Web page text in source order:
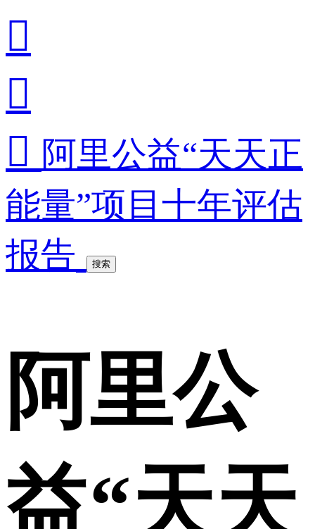


 阿里公益“天天正
能量”项目十年评估
报告
搜索
阿里公
益“天天